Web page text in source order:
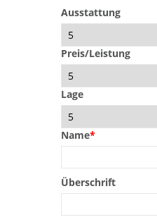
Ausstattung
Preis/Leistung
Lage
Name*
Überschrift